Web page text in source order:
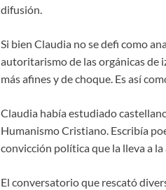
difusión.
Si bien Claudia no se defi como
autoritarismo de las orgánicas de
más afines y de choque. Es así
Claudia había estudiado
Humanismo Cristiano. Escribía
convicción política que la lleva a la
El conversatorio que rescató